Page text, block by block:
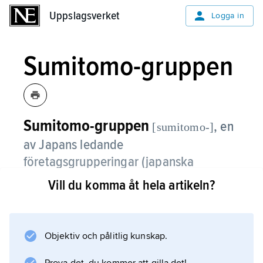
Uppslagsverket Logga in
Sumitomo-gruppen
Sumitomo-gruppen [sumitomo-], en
av Japans ledande
företagsgrupperingar (japanska
keiretsu ).
Sumitomo Mitsui Banking Corporation
Vill du komma åt hela artikeln?
Objektiv och pålitlig kunskap.